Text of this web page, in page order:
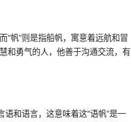
“帆”则是指船帆，寓意着远航和冒
和勇气的人，他善于沟通交流，有
语和语言，这意味着这“语帆”是一